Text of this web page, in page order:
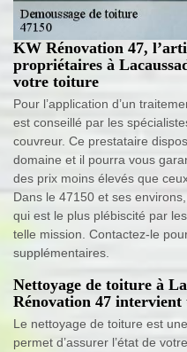
KW Rénovation 47,
propriétaires à
votre toiture
Pour l’application d’un
est conseillé par les
couvreur. Ce prestataire
domaine et il pourra vous
des prix moins élevés que
Dans le 47150 et ses
qui est le plus plébiscité par
telle mission. Contactez-le
supplémentaires.
Nettoyage de toiture à
Rénovation 47 intervient
Le nettoyage de toiture est
permet d’assurer l’état de